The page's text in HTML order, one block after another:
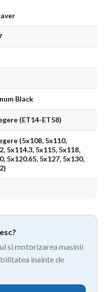
Black
(ET14-ET58)
(5x108, 5x110,
5x114.3, 5x115, 5x118,
5x120.65, 5x127, 5x130,
si motorizarea masinii
inainte de